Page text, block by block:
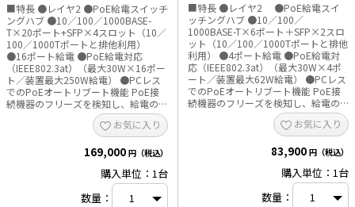
■特長 ●レイヤ2 ●PoE給電スイッチ
ングハブ ●10／100／1000BASE-
T×20ポート+SFP×4スロット（10／
100／1000Tポートと排他利用）
●16ポート給電 ●PoE給電対応
（IEEE802.3at）（最大30W×16ポー
ト／装置最大250W給電） ●PCレス
でのPoEオートリブート機能 PoE接
続機器のフリーズを検知し、給電の
OFF／ONを行うことで、接続機器を
リブート（再起動）させ、フリーズか
ら復旧させます。 ●ポート側配線誘
導雷サージ耐性10kV、屋外への給電
時に雷サージの影響を受けにくい ●
静音ファンコントロール機能 給電電
力に応じて、ファン回転数の速度を抑
えることが可能です。 ●動作環境温
お気に入り
169,000 円（税込）
購入単位：1台
数量：
■特長 ●レイヤ2 ●PoE給電スイ
ッチングハブ ●10／100／
1000BASE-T×6ポート＋SFP×2スロ
ット（10／100／1000Tポートと排他
利用） ●4ポート給電 ●PoE給電対
応（IEEE802.3at）（最大30W×4ポ
ート／装置最大62W給電） ●PCレス
でのPoEオートリブート機能 PoE接
続機器のフリーズを検知し、給電の
OFF／ONを行うことで接続機器をリ
ブート（再起動）させ、フリーズか
ら復旧させます。 ●ポート側配線誘
導雷サージ耐性10kV、屋外への給電
時に雷サージの影響を受けにくい ●
ファンレス筐体、静音かつ、埃や地
塵の吸い込みによるファン故障なし
●動作環境温度50℃まで対応 ■仕様
お気に入り
83,900 円（税込）
購入単位：1台
数量：